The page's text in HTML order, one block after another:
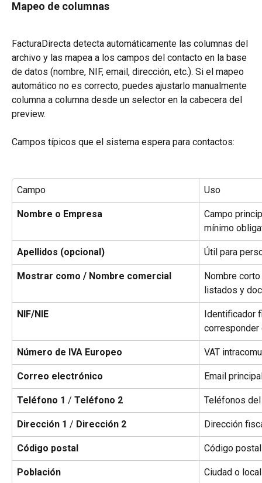
Mapeo de columnas
FacturaDirecta detecta automáticamente las columnas del
archivo y las mapea a los campos del contacto en la base
de datos (nombre, NIF, email, dirección, etc.). Si el mapeo
automático no es correcto, puedes ajustarlo manualmente
columna a columna desde un selector en la cabecera del
preview.
Campos típicos que el sistema espera para contactos:
Campo Uso
Nombre o Empresa
Campo
mínimo
Apellidos (opcional) Útil para
Mostrar como / Nombre comercial
Nombre
listados y
NIF/NIE
Identificador
corresponder
Número de IVA Europeo VAT
Correo electrónico Email
Teléfono 1 / Teléfono 2 Teléfonos
Dirección 1 / Dirección 2 Dirección
Código postal Código
Población Ciudad o